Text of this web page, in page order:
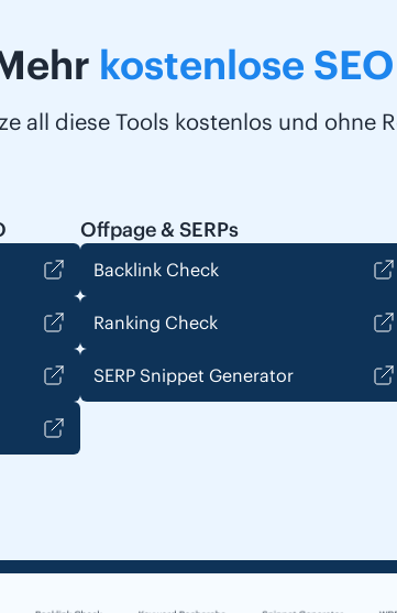
kostenlose
all diese Tools kostenlos und ohne
Offpage & SERPs
Backlink Check
Ranking Check
SERP Snippet Generator